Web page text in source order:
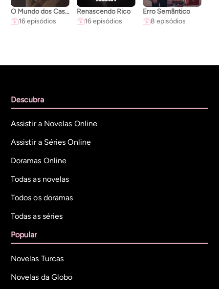
O Mundo dos Casados
16 episódios
Renascendo Rico
16 episódios
Erro Semântico
8 episódios
Descubra
Assistir a Novelas Online
Assistir a Séries Online
Doramas Online
Todas as novelas
Todos os doramas
Todas as séries
Popular
Novelas Turcas
Novelas da Globo